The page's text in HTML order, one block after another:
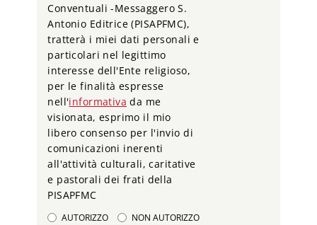
Conventuali -Messaggero S.
Antonio Editrice (PISAPFMC),
tratterà i miei dati personali e
particolari nel legittimo
interesse dell'Ente religioso,
per le finalità espresse
nell'informativa da me
visionata, esprimo il mio
libero consenso per l'invio di
comunicazioni inerenti
all'attività culturali, caritative
e pastorali dei frati della
PISAPFMC
AUTORIZZO NON AUTORIZZO